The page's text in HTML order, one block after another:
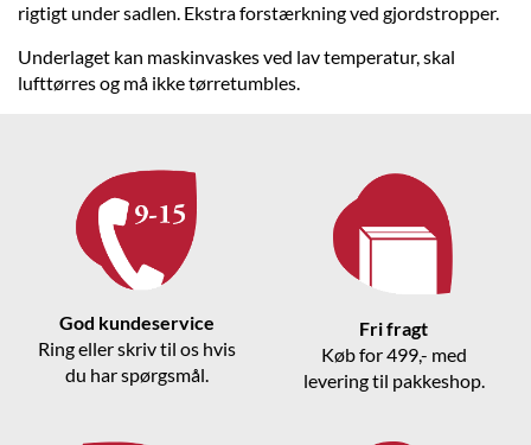
rigtigt under sadlen. Ekstra forstærkning ved gjordstropper.
Underlaget kan maskinvaskes ved lav temperatur, skal
lufttørres og må ikke tørretumbles.
God kundeservice
Ring eller skriv til os hvis
du har spørgsmål.
Fri fragt
Køb for 499,- med
levering til pakkeshop.